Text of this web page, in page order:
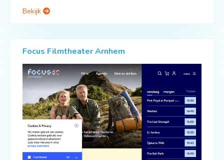
Bekijk
Focus Filmtheater Arnhem